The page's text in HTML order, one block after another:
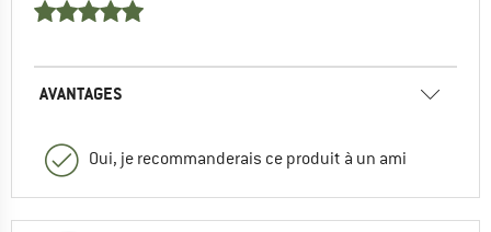
AVANTAGES
Oui, je recommanderais ce produit à un ami